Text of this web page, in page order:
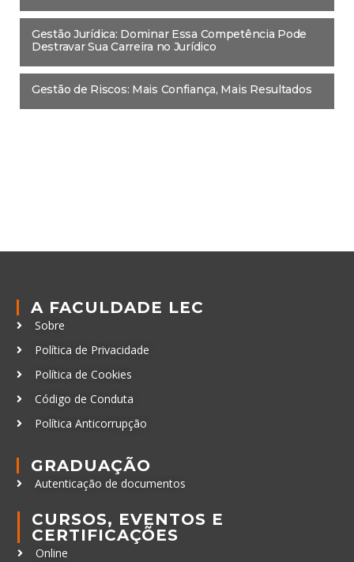
Gestão Jurídica: Dominar Essa Competência Pode
Destravar Sua Carreira no Jurídico
Gestão de Riscos: Mais Confiança, Mais Resultados
A FACULDADE LEC
Sobre
Política de Privacidade
Política de Cookies
Código de Conduta
Política Anticorrupção
GRADUAÇÃO
Autenticação de documentos
CURSOS, EVENTOS E
CERTIFICAÇÕES
Online